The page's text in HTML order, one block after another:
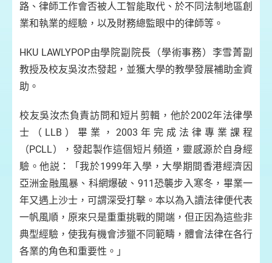
路、律師工作會否被人工智能取代、於不同法制地區創
業和執業的經驗，以及財務總監眼中的律師等。
HKU LAWLYPOP由學院副院長（學術事務）李雪菁副
教授及校友吳汝杰發起，並獲大學的教學發展補助金資
助。
校友吳汝杰負責訪問和短片剪輯，他於2002年法律學
士（LLB）畢業，2003年完成法律專業課程
（PCLL），發起製作這個短片頻道，靈感源於自身經
驗。他説：「我於1999年入學，大學期間香港經濟因
亞洲金融風暴、科網爆破、911恐襲步入寒冬，畢業一
年又遇上沙士，可謂深受打擊。本以為入讀法律便代表
一帆風順，原來只是重重挑戰的開端，但正因為這些非
典型經驗，使我有機會涉獵不同範疇，體會法律在各行
各業的角色和重要性。」